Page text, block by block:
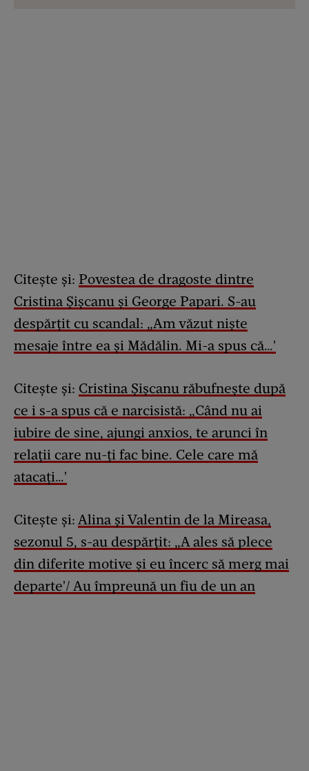
Citește și: Povestea de dragoste dintre
Cristina Șișcanu și George Papari. S-au
despărțit cu scandal: „Am văzut niște
mesaje între ea și Mădălin. Mi-a spus că…'
Citește și: Cristina Șișcanu răbufnește după
ce i s-a spus că e narcisistă: „Când nu ai
iubire de sine, ajungi anxios, te arunci în
relații care nu-ți fac bine. Cele care mă
atacați…'
Citește și: Alina și Valentin de la Mireasa,
sezonul 5, s-au despărțit: „A ales să plece
din diferite motive și eu încerc să merg mai
departe'/ Au împreună un fiu de un an